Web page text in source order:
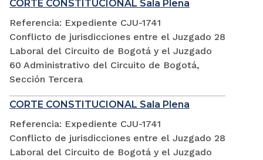
CORTE CONSTITUCIONAL Sala Plena
Referencia: Expediente CJU-1741
Conflicto de jurisdicciones entre el Juzgado 28
Laboral del Circuito de Bogotá y el Juzgado
60 Administrativo del Circuito de Bogotá,
Sección Tercera
CORTE CONSTITUCIONAL Sala Plena
Referencia: Expediente CJU-1741
Conflicto de jurisdicciones entre el Juzgado 28
Laboral del Circuito de Bogotá y el Juzgado